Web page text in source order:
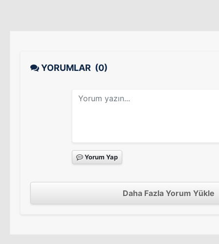
YORUMLAR (0)
Yorum Yap
Daha Fazla Yorum Yükle